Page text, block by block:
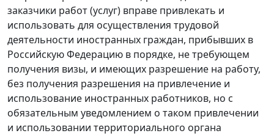
заказчики работ (услуг) вправе привлекать и
использовать для осуществления трудовой
деятельности иностранных граждан, прибывших в
Российскую Федерацию в порядке, не требующем
получения визы, и имеющих разрешение на работу,
без получения разрешения на привлечение и
использование иностранных работников, но с
обязательным уведомлением о таком привлечении
и использовании территориального органа